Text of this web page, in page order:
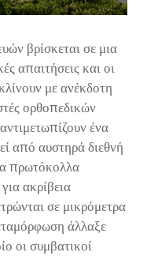
βρίσκεται σε μια
απαιτήσεις και οι
με ανέκδοτη
ορθοπεδικών
ένα
από αυστηρά διεθνή
πρωτόκολλα
ακρίβεια
σε μικρόμετρα
άλλαξε
οι συμβατικοί